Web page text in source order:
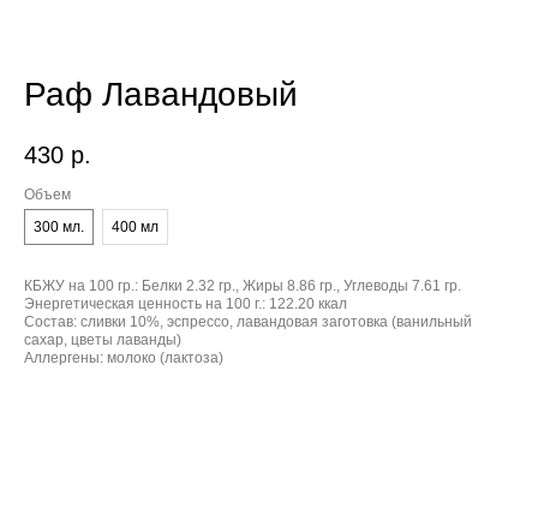
Раф Лавандовый
430 р.
Объем
300 мл.
400 мл
КБЖУ на 100 гр.: Белки 2.32 гр., Жиры 8.86 гр., Углеводы 7.61 гр.
Энергетическая ценность на 100 г.: 122.20 ккал
Состав: сливки 10%, эспрессо, лавандовая заготовка (ванильный
сахар, цветы лаванды)
Аллергены: молоко (лактоза)